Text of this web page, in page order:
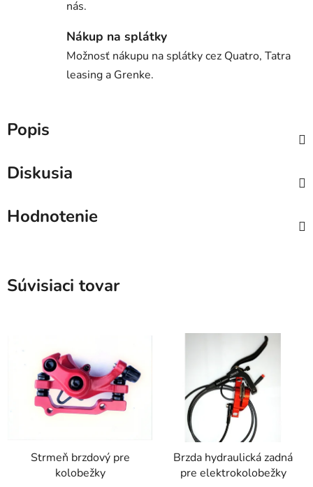
nás.
Nákup na splátky
Možnosť nákupu na splátky cez Quatro, Tatra
leasing a Grenke.
Popis
Diskusia
Hodnotenie
Súvisiaci tovar
Strmeň brzdový pre
kolobežky
Brzda hydraulická zadná
pre elektrokolobežky